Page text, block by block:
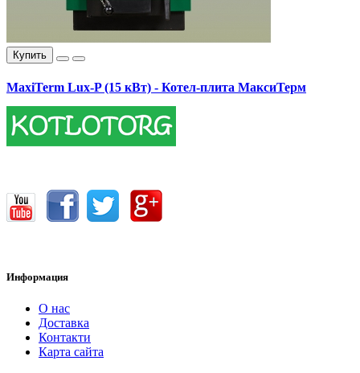
Купить
MaxiTerm Lux-P (15 кВт) - Котел-плита МаксиТерм
17400.00 грн.
Информация
О нас
Доставка
Контакти
Карта сайта